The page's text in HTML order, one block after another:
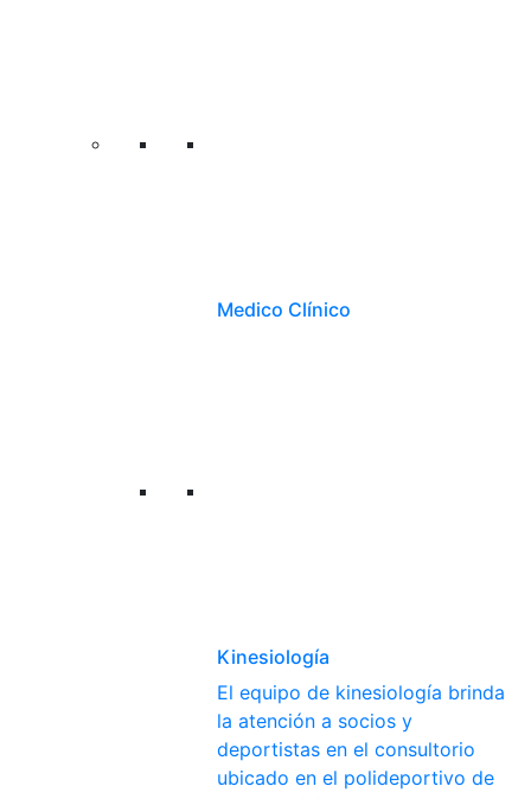
Medico Clínico
Kinesiología
El equipo de kinesiología brinda
la atención a socios y
deportistas en el consultorio
ubicado en el polideportivo de